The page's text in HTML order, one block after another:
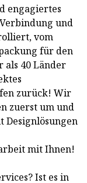
engagiertes
und
vom
für den
als 40 Länder
zurück! Wir
zuerst um und
Designlösungen
mit Ihnen!
Ist es in